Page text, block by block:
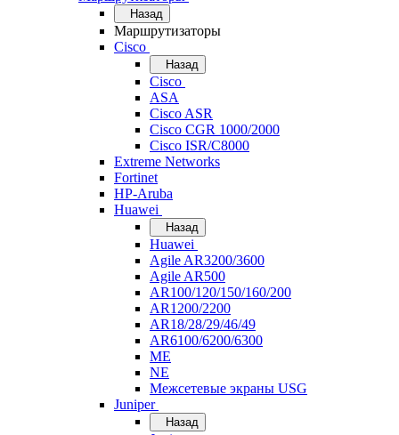
Назад
Маршрутизаторы
Cisco
Назад
Cisco
ASA
Cisco ASR
Cisco CGR 1000/2000
Cisco ISR/С8000
Extreme Networks
Fortinet
HP-Aruba
Huawei
Назад
Huawei
Agile AR3200/3600
Agile AR500
AR100/120/150/160/200
AR1200/2200
AR18/28/29/46/49
AR6100/6200/6300
ME
NE
Межсетевые экраны USG
Juniper
Назад